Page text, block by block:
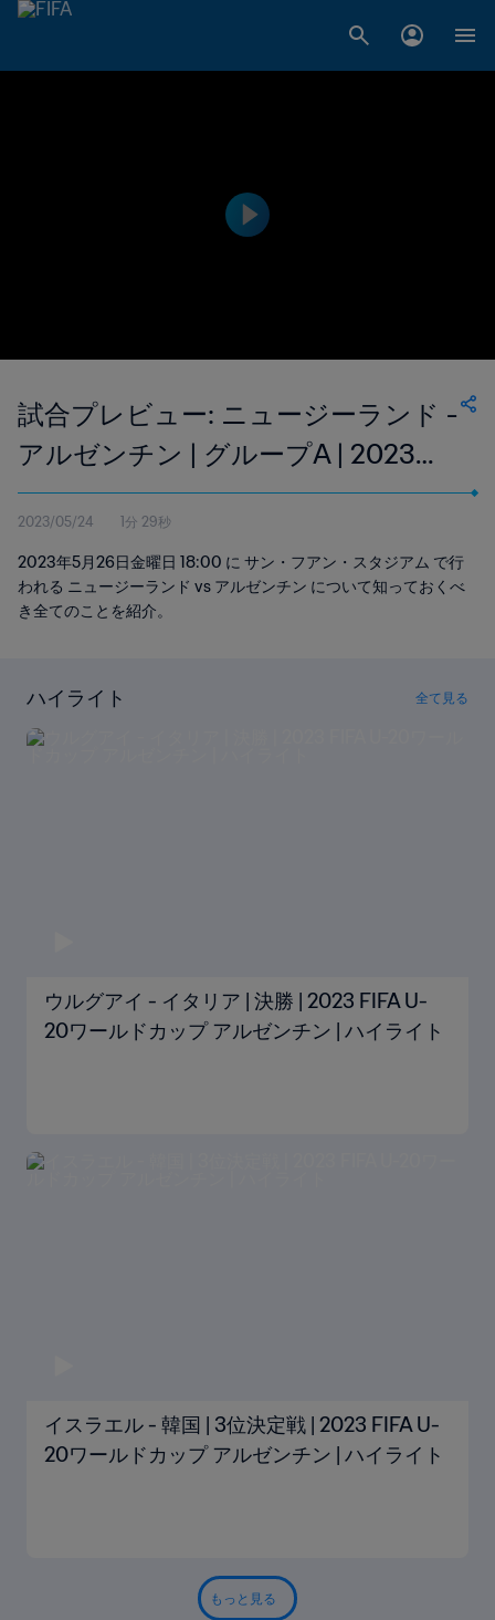
試合プレビュー: ニュージーランド -
アルゼンチン | グループA | 2023
FIFA U-20ワールドカップ アルゼン
チン
2023/05/24 1分 29秒
2023年5月26日金曜日 18:00 に サン・フアン・スタジアム で行
われる ニュージーランド vs アルゼンチン について知っておくべ
き全てのことを紹介。
ハイライト 全て見る
ウルグアイ - イタリア | 決勝 | 2023 FIFA U-
20ワールドカップ アルゼンチン | ハイライト
イスラエル - 韓国 | 3位決定戦 | 2023 FIFA U-
20ワールドカップ アルゼンチン | ハイライト
もっと見る